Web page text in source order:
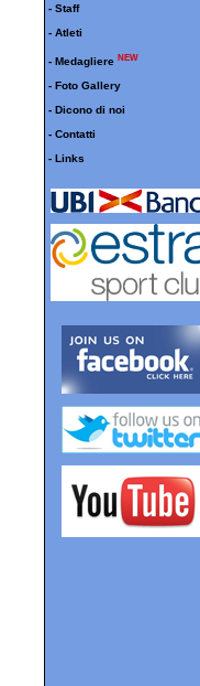
- Staff
- Atleti
- Medagliere NEW
- Foto Gallery
- Dicono di noi
- Contatti
- Links